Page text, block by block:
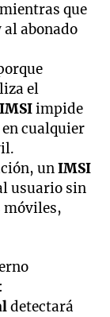
que
abonado
el
IMSIimpide
cualquier
unIMSI
usuario sin
móviles,
detectará